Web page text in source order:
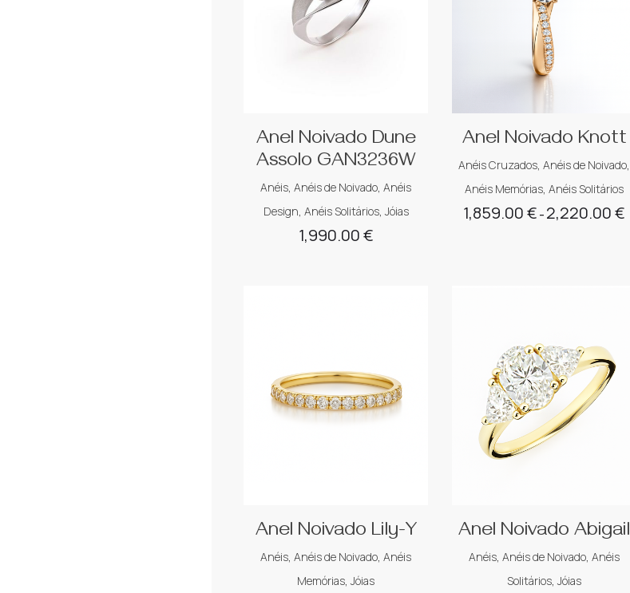
Anel Noivado Dune
Assolo GAN3236W
Anéis, Anéis de Noivado, Anéis
Design, Anéis Solitários, Jóias
1,990.00€
Anel Noivado Knott
Anéis Cruzados, Anéis de Noivado,
Anéis Memórias, Anéis Solitários
1,859.00€ – 2,220.00€
Anel Noivado Lily-Y
Anéis, Anéis de Noivado, Anéis
Memórias, Jóias
Anel Noivado Abigail
Anéis, Anéis de Noivado, Anéis
Solitários, Jóias